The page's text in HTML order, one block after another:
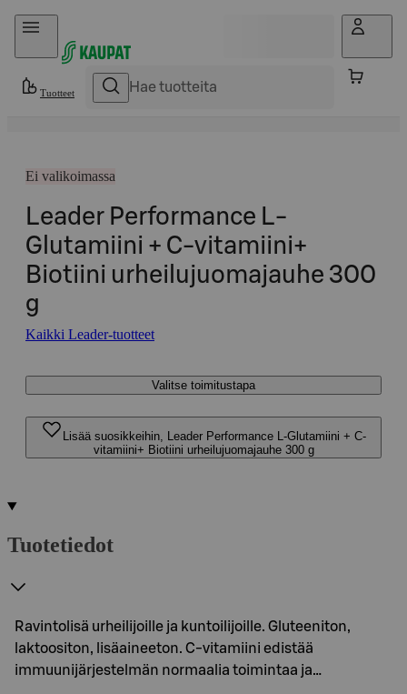
Hyppää sisältöön
Tuotteet
Ei valikoimassa
Leader Performance L-
Glutamiini + C-vitamiini+
Biotiini urheilujuomajauhe 300
g
Kaikki Leader-tuotteet
Valitse toimitustapa
Lisää suosikkeihin, Leader Performance L-Glutamiini + C-
vitamiini+ Biotiini urheilujuomajauhe 300 g
Tuotetiedot
Ravintolisä urheilijoille ja kuntoilijoille. Gluteeniton,
laktoositon, lisäaineeton. C-vitamiini edistää
immuunijärjestelmän normaalia toimintaa ja…